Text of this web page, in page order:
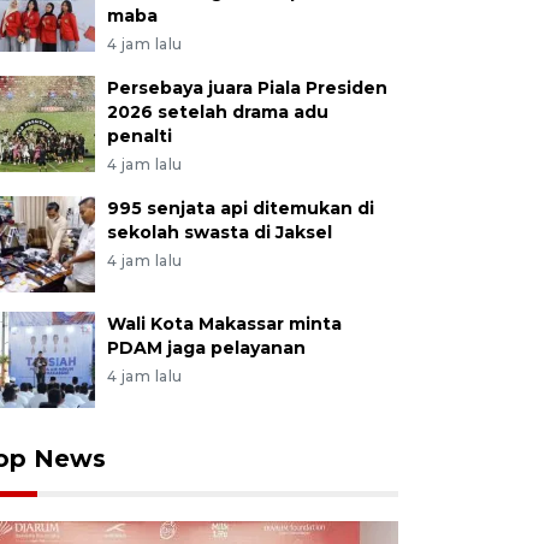
maba
4 jam lalu
Persebaya juara Piala Presiden
2026 setelah drama adu
penalti
4 jam lalu
995 senjata api ditemukan di
sekolah swasta di Jaksel
4 jam lalu
Wali Kota Makassar minta
PDAM jaga pelayanan
4 jam lalu
News